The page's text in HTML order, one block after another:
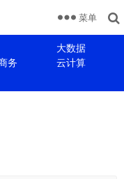
大数据
务
云计算
菜单